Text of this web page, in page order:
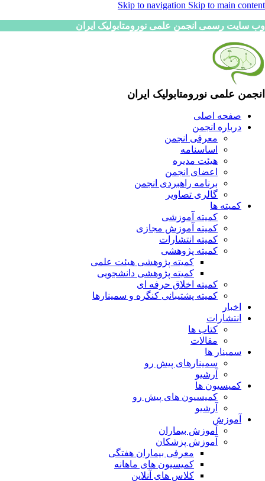
Skip to navigation Skip to main content
وب سایت رسمی انجمن علمی نورومتابولیک ایران
انجمن علمی نورومتابولیک ایران
صفحه اصلی
درباره انجمن
معرفی انجمن
اساسنامه
هیئت مدیره
اعضای انجمن
برنامه راهبردی انجمن
گالری تصاویر
کمیته ها
کمیته آموزشی
کمیته آموزش مجازی
کمیته انتشارات
کمیته پژوهشی
کمیته پژوهشی هیئت علمی
کمیته پژوهشی دانشجویی
کمیته اخلاق حرفه ای
کمیته پشتیبانی کنگره و سمینارها
اخبار
انتشارات
کتاب ها
مقالات
سمینار ها
سمینارهای پیش رو
آرشیو
کمیسیون ها
کمیسیون های پیش رو
آرشیو
آموزش
آموزش بیماران
آموزش پزشکان
معرفی بیماران هفتگی
کمیسیون های ماهانه
کلاس های آنلاین